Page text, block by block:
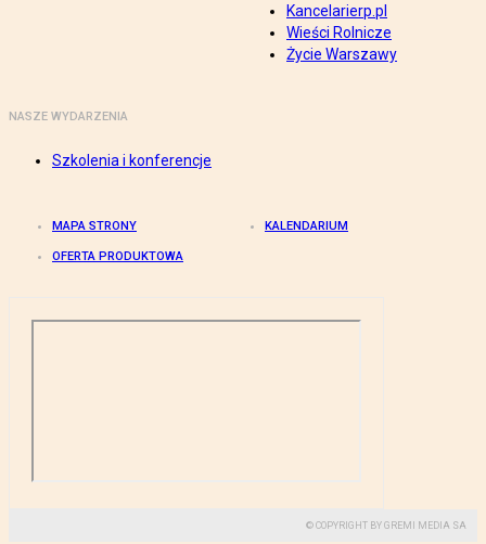
Kancelarierp.pl
Wieści Rolnicze
Życie Warszawy
NASZE WYDARZENIA
Szkolenia i konferencje
MAPA STRONY KALENDARIUM
OFERTA PRODUKTOWA
© COPYRIGHT BY GREMI MEDIA SA